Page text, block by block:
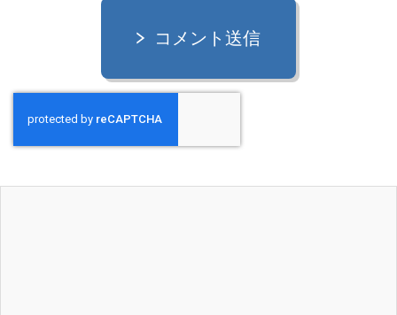
コメント送信